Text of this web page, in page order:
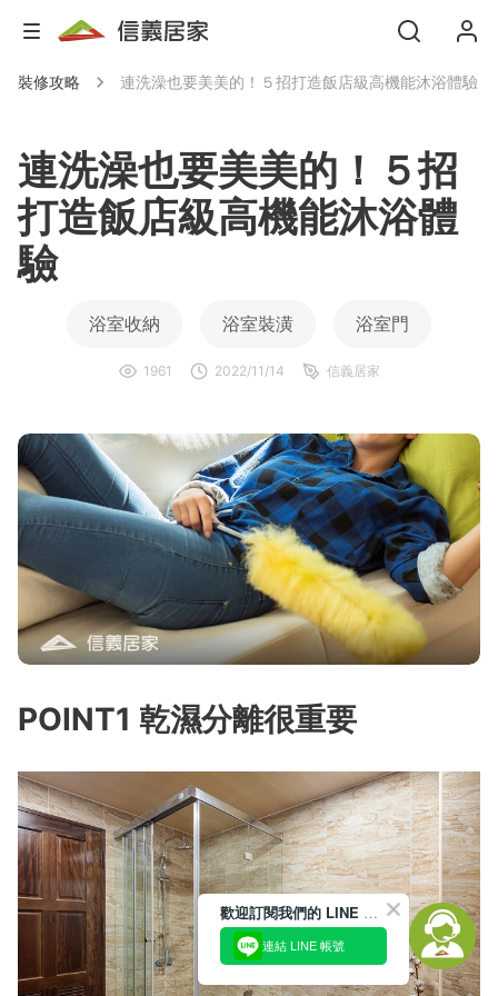
裝修攻略 連洗澡也要美美的！５招打造飯店級高機能沐浴體驗
連洗澡也要美美的！５招
打造飯店級高機能沐浴體
驗
浴室收納 浴室裝潢 浴室門
1961 2022/11/14 信義居家
POINT1 乾濕分離很重要
歡迎訂閱我們的 LINE 官方帳號
連結 LINE 帳號